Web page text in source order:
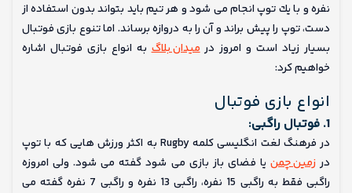
نفره و با یك توپ انجام می شود و هر تیم باید بتواند بدون استفاده از
دست، توپ را پیش براند و آن را به دروازه برساند. اما تنوع بازی فوتبال
بسیار زیاد است و امروز درمیدان بلاگبه انواع بازی فوتبال اشاره
خواهیم کرد:
انواع بازی فوتبال
1. فوتبال راگبی:
در فرهنگ لغت انگلیسی کلمه Rugby به اکثر ورزش هایی که با توپ
در زمین چمن یا فضای باز بازی می شود گفته می شود. ولی امروزه
راگبی فقط به راگبی 15 نفره، راگبی 13 نفره و راگبی 7 نفره گفته می